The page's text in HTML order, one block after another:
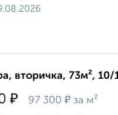
вторичка, 73м², 10/
₽ 97 300 ₽ за м²